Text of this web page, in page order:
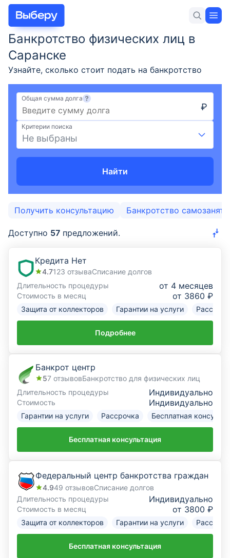
Для себя Для бизнеса Новости и статьи
Вклады
Кредиты
Карты
Страхование
Инвестиции
Банкротство физических лиц в
Саранске
Узнайте, сколько стоит подать на банкротство
гражданина, условия оформления и требования
для объявления физического лица банкротом,
порядок процедуры в Саранске в 2026 году.
Юридическая помощь в списании долгов по
кредитам.
Общая сумма долга
₽
Критерии поиска
Не выбраны
Найти
Получить консультацию Банкротство
Доступно 57 предложений.
Кредита Нет
4.7123 отзываСписание долгов
Длительность процедуры
от 4 месяцев
Стоимость в месяц от 3860 ₽
Защита от коллекторов Гарантии на услуги
Подробнее
Банкрот центр
57 отзывовБанкротство для физических лиц
Длительность процедуры
Индивидуально
Стоимость Индивидуально
Гарантии на услуги Рассрочка Бесплатная
Бесплатная консультация
Федеральный центр банкротства граждан
4.949 отзывовСписание долгов
Длительность процедуры
Индивидуально
Стоимость в месяц от 3800 ₽
Защита от коллекторов Гарантии на услуги
Бесплатная консультация